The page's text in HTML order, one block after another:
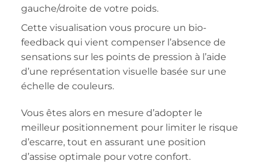
gauche/droite de votre poids.
Cette visualisation vous procure un bio-
feedback qui vient compenser l’absence de
sensations sur les points de pression à l’aide
d’une représentation visuelle basée sur une
échelle de couleurs.
Vous êtes alors en mesure d’adopter le
meilleur positionnement pour limiter le risque
d’escarre, tout en assurant une position
d’assise optimale pour votre confort.